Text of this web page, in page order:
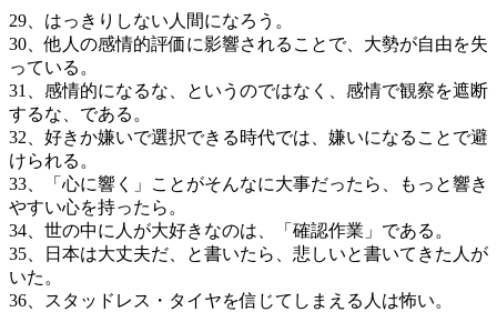
29、はっきりしない人間になろう。
30、他人の感情的評価に影響されることで、大勢が自由を失
っている。
31、感情的になるな、というのではなく、感情で観察を遮断
するな、である。
32、好きか嫌いで選択できる時代では、嫌いになることで避
けられる。
33、「心に響く」ことがそんなに大事だったら、もっと響き
やすい心を持ったら。
34、世の中に人が大好きなのは、「確認作業」である。
35、日本は大丈夫だ、と書いたら、悲しいと書いてきた人が
いた。
36、スタッドレス・タイヤを信じてしまえる人は怖い。